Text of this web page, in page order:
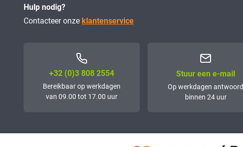
Hulp nodig?
Contacteer onze klantenservice
+32 (0)3 808 2554
Bereikbaar op werkdagen
van 09.00 tot 17.00 uur
Stuur een e-mail
Op werkdagen antwoord
binnen 24 uur